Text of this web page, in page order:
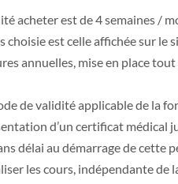
acheter est de 4 semaines /
choisie est celle affichée sur
annuelles, mise en place
de validité applicable de la
d’un certificat
délai au démarrage de cette
les cours, indépendante